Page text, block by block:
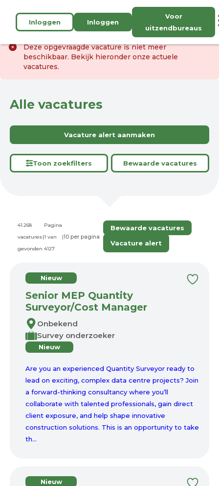
Inloggen Inloggen
Voor
uitzendbureaus
Deze opgevraagde vacature is niet meer
beschikbaar. Bekijk hieronder onze actuele
vacatures.
Alle vacatures
Vacature alert aanmaken
Toon zoekfilters Bewaarde vacatures
41.268
vacatures
gevonden
|
Pagina
1 van
4127
|
Bewaarde vacatures
Vacature alert
Nieuw
Senior MEP Quantity
Surveyor/Cost Manager
Onbekend
Survey onderzoeker
Nieuw
Are you an experienced Quantity Surveyor ready to
lead on exciting, complex data centre projects? Join
a forward-thinking consultancy where you’ll
collaborate with talented professionals, gain direct
client exposure, and help shape innovative
construction solutions. This is an opportunity to take
th...
Nieuw